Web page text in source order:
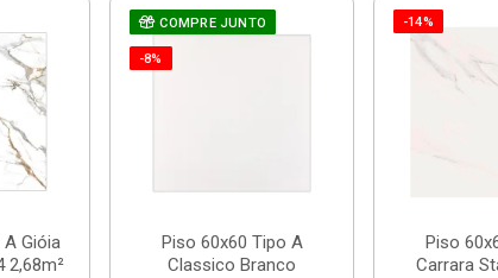
Gióia
2,68m²
COMPRE JUNTO
-8%
Piso 60x60 Tipo A
Classico Branco
-14%
Piso
Carrara